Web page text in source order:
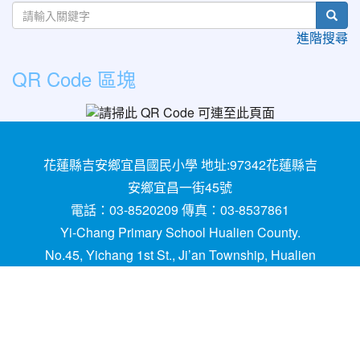
進階搜尋
QR Code 區塊
花蓮縣吉安鄉宜昌國民小學 地址:97342花蓮縣吉
安鄉宜昌一街45號
電話：03-8520209 傳真：03-8537861
Yi-Chang Primary School Hualien County.
No.45, Yichang 1st St., Ji’an Township, Hualien